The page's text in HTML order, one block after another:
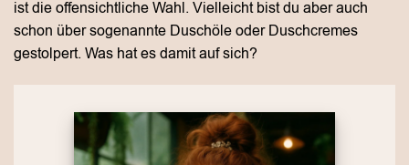
ist die offensichtliche Wahl. Vielleicht bist du aber auch
schon über sogenannte Duschöle oder Duschcremes
gestolpert. Was hat es damit auf sich?